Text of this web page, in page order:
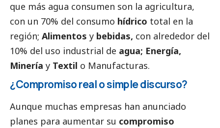
que más agua consumen son la agricultura,
con un 70% del consumo hídrico total en la
región; Alimentos y bebidas, con alrededor del
10% del uso industrial de agua; Energía,
Minería y Textil o Manufacturas.
¿Compromiso real o simple discurso?
Aunque muchas empresas han anunciado
planes para aumentar su compromiso